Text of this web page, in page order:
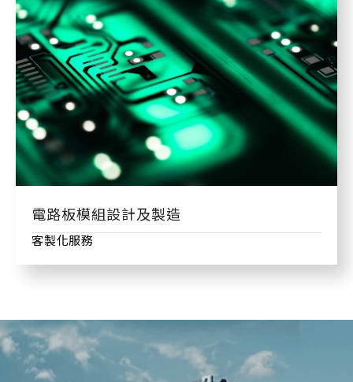
電路板模組設計及製造
客製化服務